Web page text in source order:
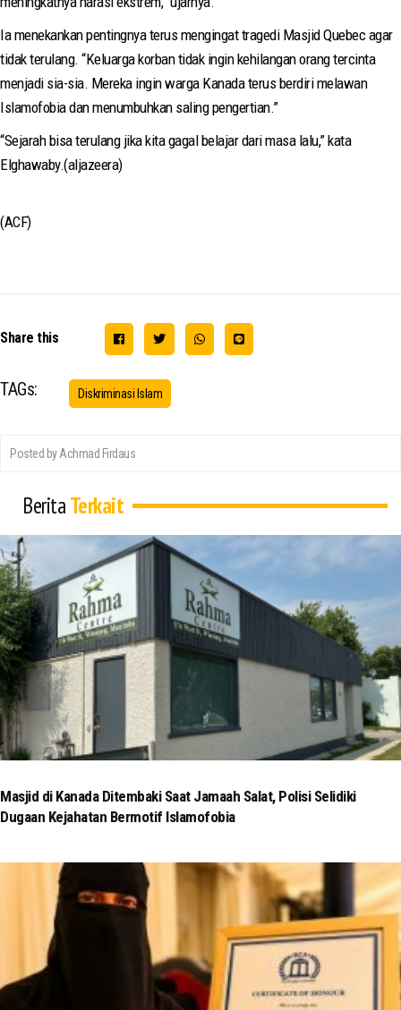
Ia menekankan pentingnya terus mengingat tragedi Masjid Quebec agar
tidak terulang. “Keluarga korban tidak ingin kehilangan orang tercinta
menjadi sia-sia. Mereka ingin warga Kanada terus berdiri melawan
Islamofobia dan menumbuhkan saling pengertian.”
“Sejarah bisa terulang jika kita gagal belajar dari masa lalu,” kata
Elghawaby.(aljazeera)
(ACF)
Share this
TAGs: Diskriminasi Islam
Posted by Achmad Firdaus
BeritaTerkait
Masjid di Kanada Ditembaki Saat Jamaah Salat, Polisi Selidiki
Dugaan Kejahatan Bermotif Islamofobia